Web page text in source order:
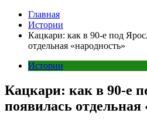
Главная
Истории
Кацкари: как в 90-е под
отдельная «народность»‎
Истории
Кацкари: как в 90-е
появилась отдельная